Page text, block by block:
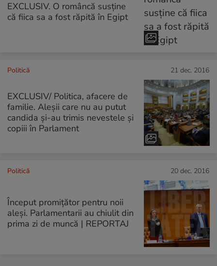
EXCLUSIV. O româncă susține
că fiica sa a fost răpită în Egipt
Politică 21 dec. 2016
EXCLUSIV/ Politica, afacere de
familie. Aleșii care nu au putut
candida și-au trimis nevestele și
copiii în Parlament
Politică 20 dec. 2016
Început promițător pentru noii
aleși. Parlamentarii au chiulit din
prima zi de muncă | REPORTAJ